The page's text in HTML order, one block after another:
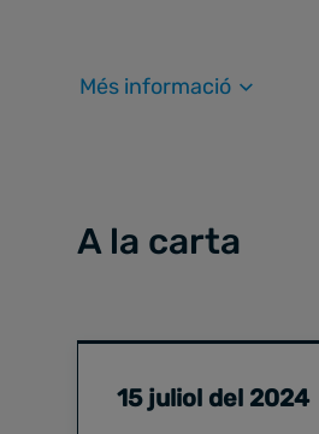
Més informació
A la carta
15 juliol del 2024